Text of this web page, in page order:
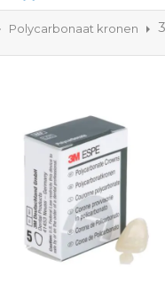
Polycarbonaat kronen